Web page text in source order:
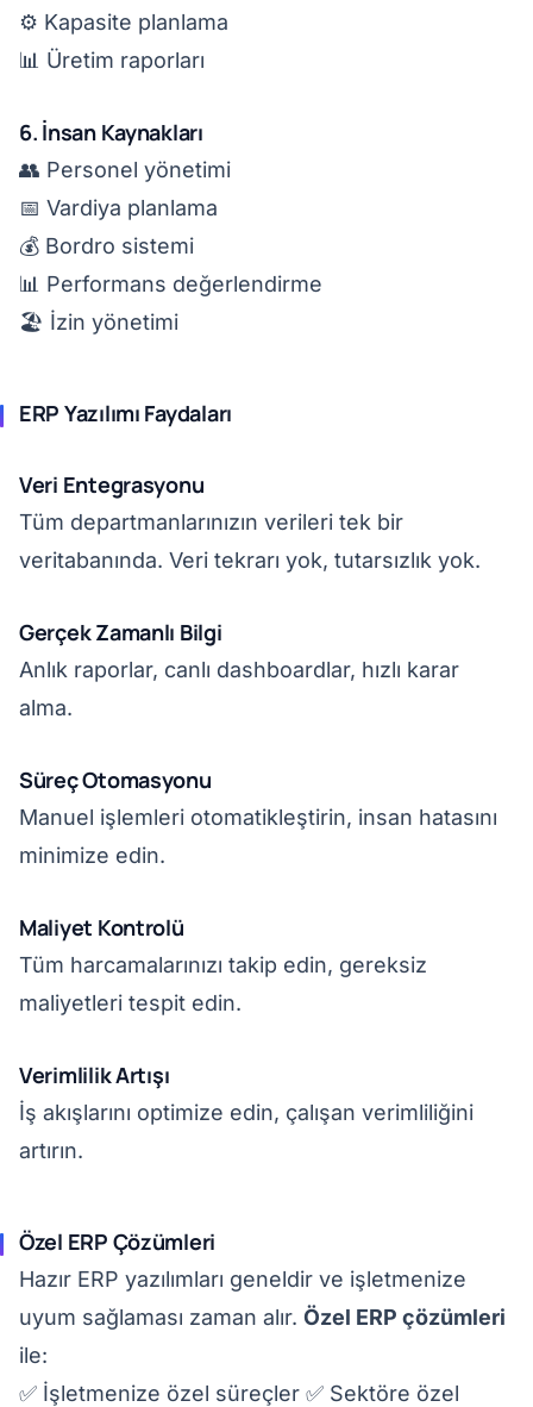
⚙️ Kapasite planlama
📊 Üretim raporları
6. İnsan Kaynakları
👥 Personel yönetimi
📅 Vardiya planlama
💰 Bordro sistemi
📊 Performans değerlendirme
🏖️ İzin yönetimi
ERP Yazılımı Faydaları
Veri Entegrasyonu
Tüm departmanlarınızın verileri tek bir
veritabanında. Veri tekrarı yok, tutarsızlık yok.
Gerçek Zamanlı Bilgi
Anlık raporlar, canlı dashboardlar, hızlı karar
alma.
Süreç Otomasyonu
Manuel işlemleri otomatikleştirin, insan hatasını
minimize edin.
Maliyet Kontrolü
Tüm harcamalarınızı takip edin, gereksiz
maliyetleri tespit edin.
Verimlilik Artışı
İş akışlarını optimize edin, çalışan verimliliğini
artırın.
Özel ERP Çözümleri
Hazır ERP yazılımları geneldir ve işletmenize
uyum sağlaması zaman alır. Özel ERP çözümleri
ile:
✅ İşletmenize özel süreçler ✅ Sektöre özel